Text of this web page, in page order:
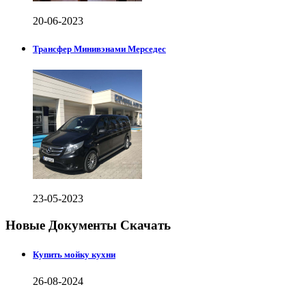
20-06-2023
Трансфер Минивэнами Мерседес
23-05-2023
Новые Документы Скачать
Купить мойку кухни
26-08-2024